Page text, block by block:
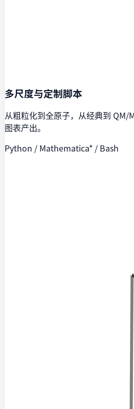
多尺度与定制脚本
从粗粒化到全原子，从经典到 QM/
图表产出。
Python / Mathematica* / Bash